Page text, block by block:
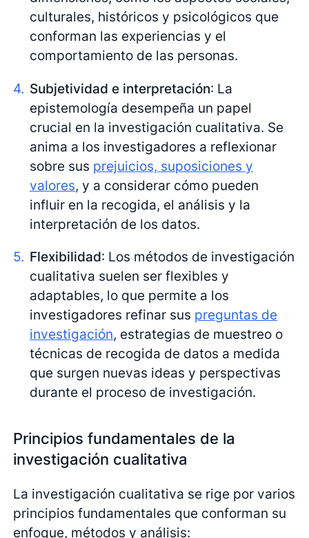
culturales, históricos y psicológicos que
conforman las experiencias y el
comportamiento de las personas.
Subjetividad e interpretación: La
epistemología desempeña un papel
crucial en la investigación cualitativa. Se
anima a los investigadores a reflexionar
sobre sus prejuicios, suposiciones y
valores, y a considerar cómo pueden
influir en la recogida, el análisis y la
interpretación de los datos.
Flexibilidad: Los métodos de investigación
cualitativa suelen ser flexibles y
adaptables, lo que permite a los
investigadores refinar sus preguntas de
investigación, estrategias de muestreo o
técnicas de recogida de datos a medida
que surgen nuevas ideas y perspectivas
durante el proceso de investigación.
Principios fundamentales de la
investigación cualitativa
La investigación cualitativa se rige por varios
principios fundamentales que conforman su
enfoque, métodos y análisis: